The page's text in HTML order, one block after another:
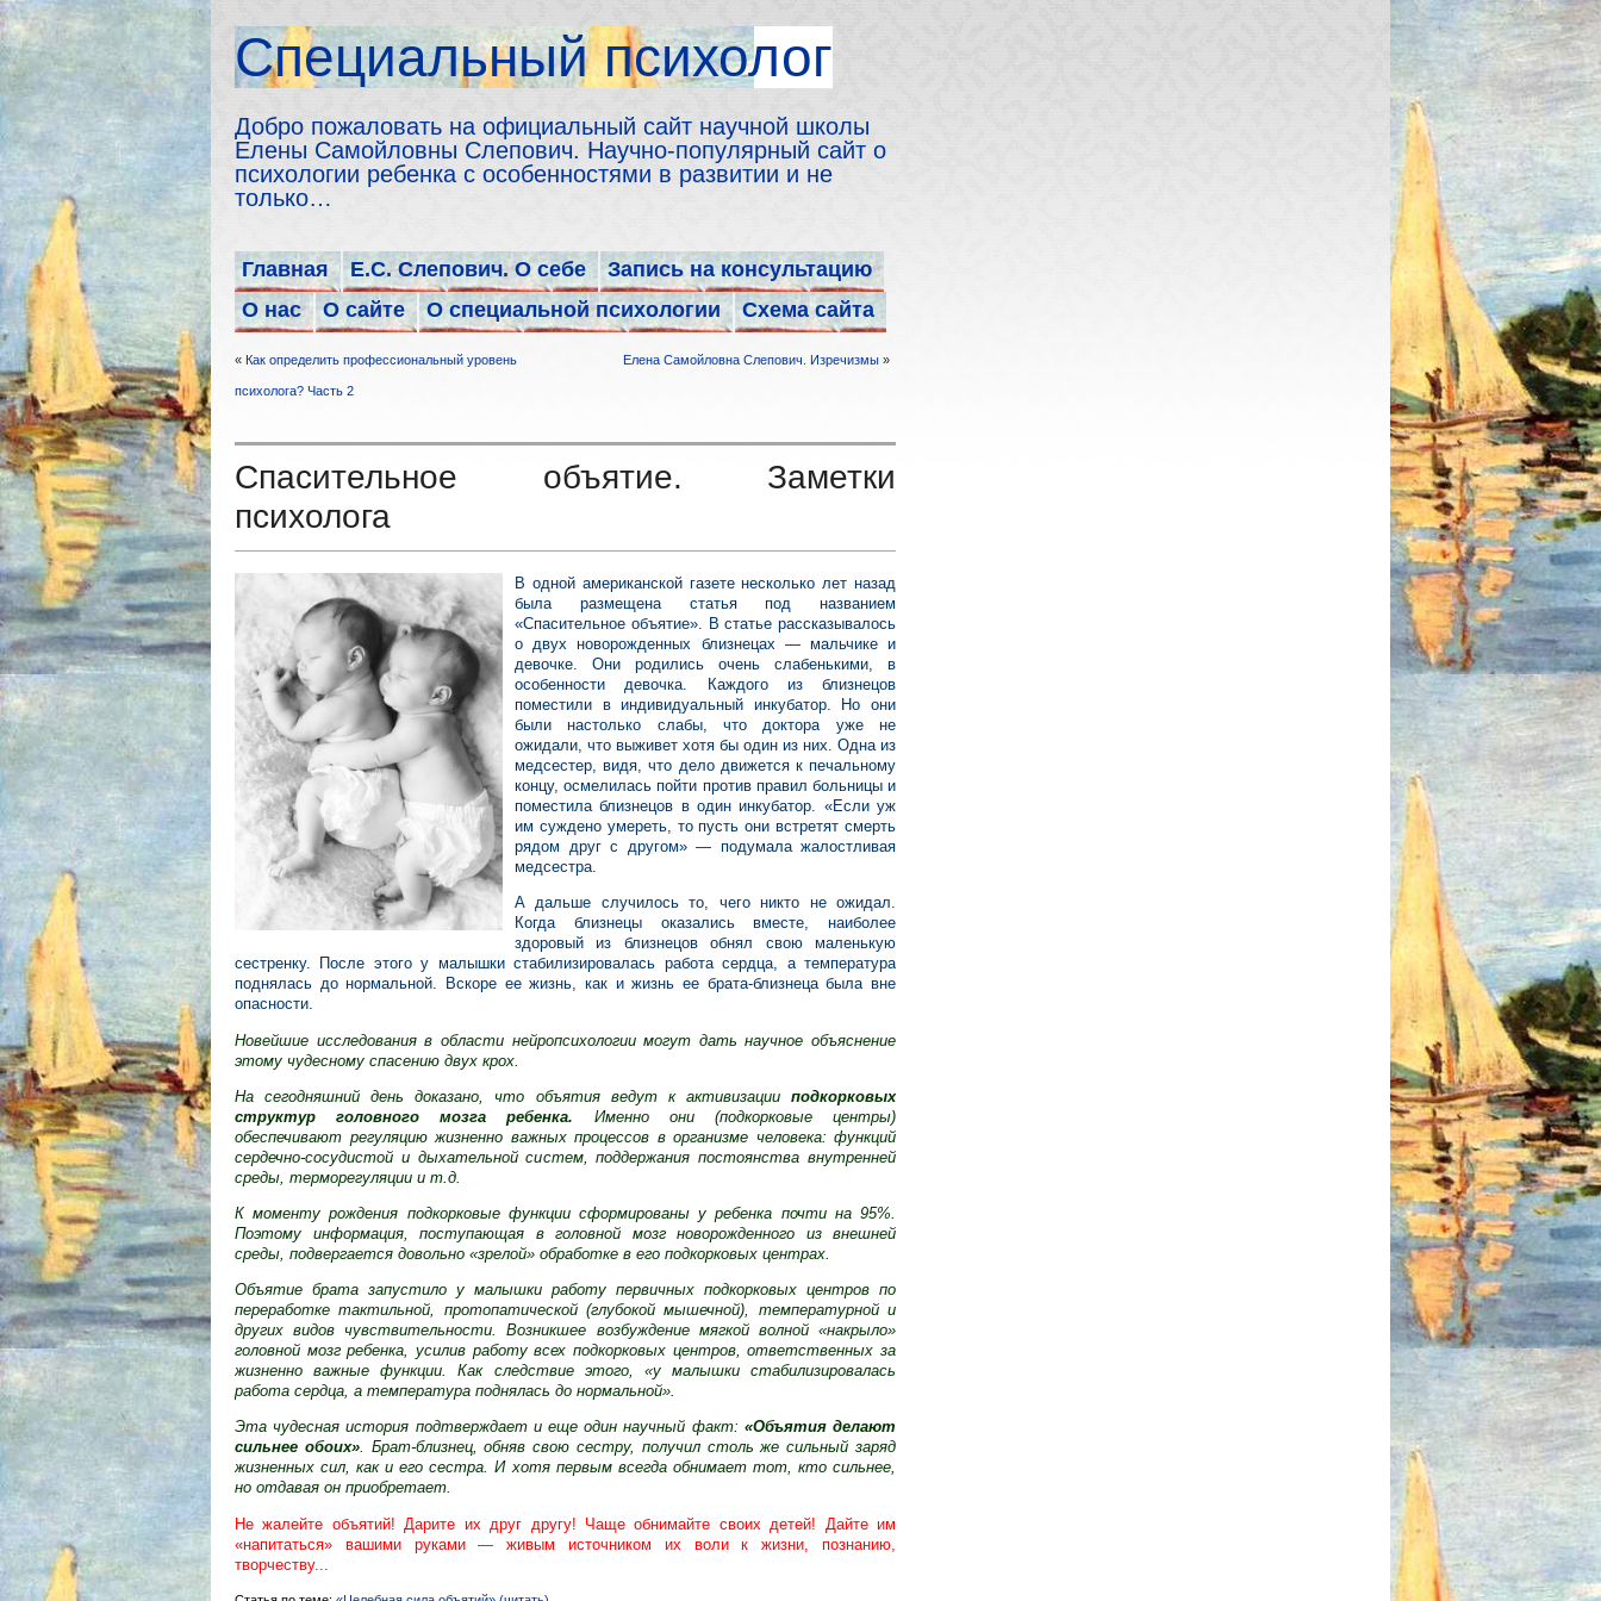
Cпециальный психолог
Добро пожаловать на официальный сайт научной школы
Елены Самойловны Слепович. Научно-популярный сайт о
психологии ребенка с особенностями в развитии и не
только…
Главная Е.С. Слепович. О себе
Запись на консультацию
О нас
О сайте О специальной психологии Схема сайта
« Как определить профессиональный уровень
психолога? Часть 2
Елена Самойловна Слепович. Изречизмы »
Спасительное объятие. Заметки
психолога
В одной американской газете несколько лет назад
была размещена статья под названием
«Спасительное объятие». В статье рассказывалось
о двух новорожденных близнецах — мальчике и
девочке. Они родились очень слабенькими, в
особенности девочка. Каждого из близнецов
поместили в индивидуальный инкубатор. Но они
были настолько слабы, что доктора уже не
ожидали, что выживет хотя бы один из них. Одна из
медсестер, видя, что дело движется к печальному
концу, осмелилась пойти против правил больницы и
поместила близнецов в один инкубатор. «Если уж
им суждено умереть, то пусть они встретят смерть
рядом друг с другом» — подумала жалостливая
медсестра.
А дальше случилось то, чего никто не ожидал.
Когда близнецы оказались вместе, наиболее
здоровый из близнецов обнял свою маленькую
сестренку. После этого у малышки стабилизировалась работа сердца, а температура
поднялась до нормальной. Вскоре ее жизнь, как и жизнь ее брата-близнеца была вне
опасности.
Новейшие исследования в области нейропсихологии могут дать научное объяснение
этому чудесному спасению двух крох.
На сегодняшний день доказано, что объятия ведут к активизации подкорковых
структур головного мозга ребенка.
Именно они (подкорковые центры)
обеспечивают регуляцию жизненно важных процессов в организме человека: функций
сердечно-сосудистой и дыхательной систем, поддержания постоянства внутренней
среды, терморегуляции и т.д.
К моменту рождения подкорковые функции сформированы у ребенка почти на 95%.
Поэтому информация, поступающая в головной мозг новорожденного из внешней
среды, подвергается довольно «зрелой» обработке в его подкорковых центрах.
Объятие брата запустило у малышки работу первичных подкорковых центров по
переработке тактильной, протопатической (глубокой мышечной), температурной и
других видов чувствительности. Возникшее возбуждение мягкой волной «накрыло»
головной мозг ребенка, усилив работу всех подкорковых центров, ответственных за
жизненно важные функции. Как следствие этого, «у малышки стабилизировалась
работа сердца, а температура поднялась до нормальной».
Эта чудесная история подтверждает и еще один научный факт: «Объятия делают
сильнее обоих». Брат-близнец, обняв свою сестру, получил столь же сильный заряд
жизненных сил, как и его сестра. И хотя первым всегда обнимает тот, кто сильнее,
но отдавая он приобретает.
Не жалейте объятий! Дарите их друг другу! Чаще обнимайте своих детей! Дайте им
«напитаться» вашими руками — живым источником их воли к жизни, познанию,
творчеству...